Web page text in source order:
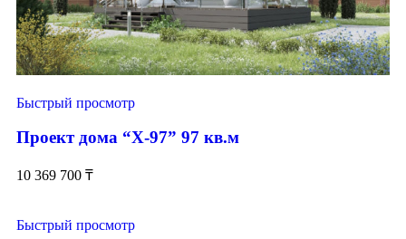
Быстрый просмотр
Проект дома “Х-97” 97 кв.м
10 369 700 ₸
Быстрый просмотр